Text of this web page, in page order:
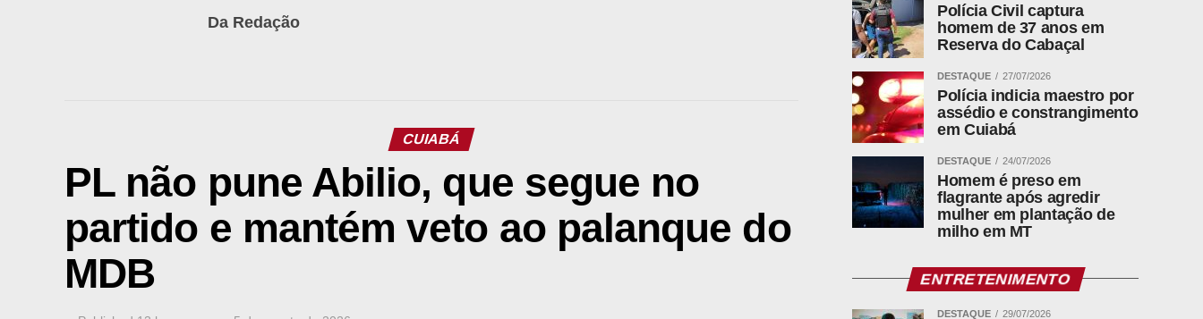
Da Redação
CUIABÁ
PL não pune Abilio, que segue no
partido e mantém veto ao palanque do
MDB
Polícia Civil captura
homem de 37 anos em
Reserva do Cabaçal
DESTAQUE 27/07/2026
Polícia indicia maestro por
assédio e constrangimento
em Cuiabá
DESTAQUE 24/07/2026
Homem é preso em
flagrante após agredir
mulher em plantação de
milho em MT
ENTRETENIMENTO
DESTAQUE 29/07/2026